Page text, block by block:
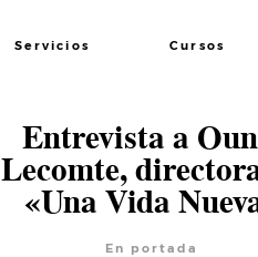
Servicios Cursos
Entrevista a
Lecomte,
«Una Vida
En portada